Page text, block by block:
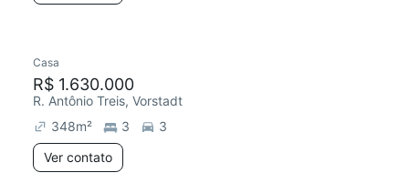
Casa
R$ 1.630.000
R. Antônio Treis, Vorstadt
348m² 3
3
Ver contato